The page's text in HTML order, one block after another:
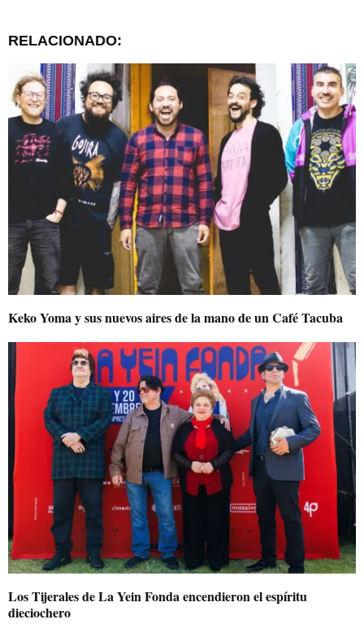
RELACIONADO:
Keko Yoma y sus nuevos aires de la mano de un Café Tacuba
Los Tijerales de La Yein Fonda encendieron el espíritu
dieciochero